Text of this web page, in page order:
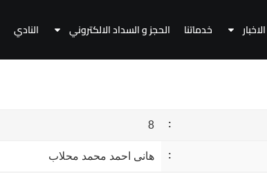
الاخبار خدماتنا الحجز و السداد الالكتروني النادي
8
هانى احمد محمد محلاب